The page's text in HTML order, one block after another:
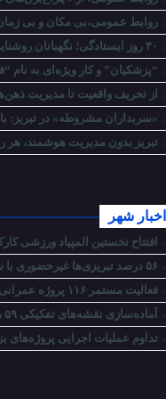
روابط عمومی،بی مکان و بی
“پزشکیان” و کار ویژه‌ای به نام
از تحریف واقعیت تا مدیریت
«سربداران مشروطه» در تبریز:
تبریز بدون مدیریت هوشمند، هر
اخبار شهر
افتتاح نخستین المپیاد ورزشی
فعالیت مستمر ۱۱۶ پروژه عمرانی در شرایط جنگی
آماده‌سازی نقشه‌های تفکیکی ۵۹ هکتار از ارتش در کمربندی میانی
تداوم عملیات اجرایی پروژه‌های